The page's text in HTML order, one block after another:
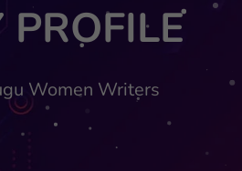
PROFILE
Women Writers